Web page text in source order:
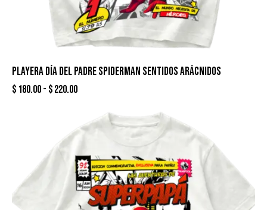
PLAYERA DÍA DEL PADRE SPIDERMAN SENTIDOS ARÁCNIDOS
$ 180.00- $220.00